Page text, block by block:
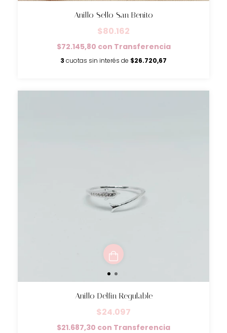
Anillo Sello San Benito
$80.162
$72.145,80 con Transferencia
3 cuotas sin interés de $26.720,67
Anillo Delfin Regulable
$24.097
$21.687,30 con Transferencia